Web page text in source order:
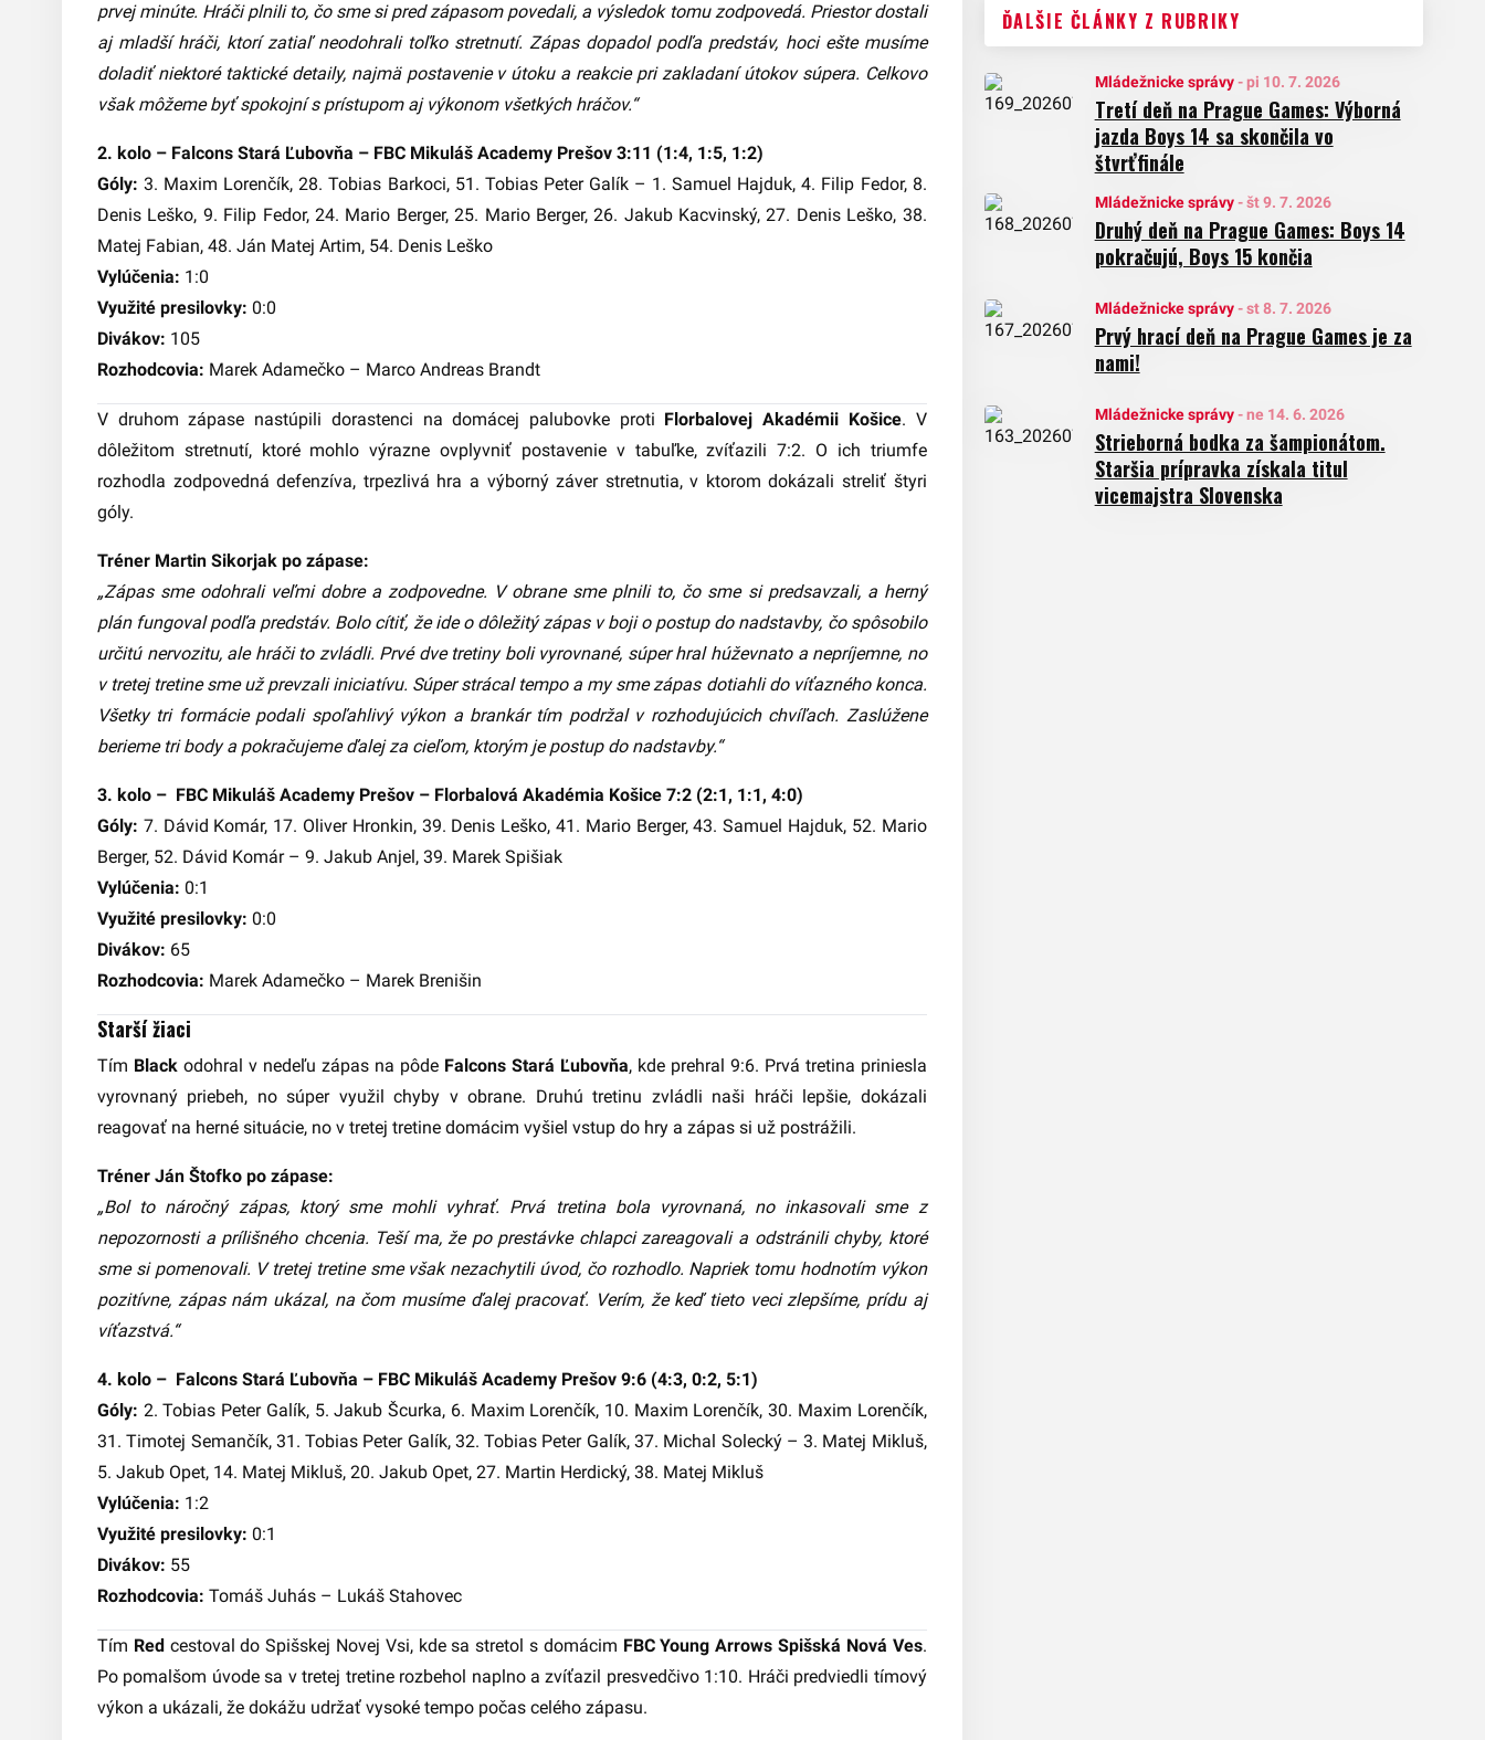
ĎALŠIE ČLÁNKY Z RUBRIKY
Mládežnicke správy-pi 10. 7. 2026
Tretí deň na Prague Games: Výborná
jazda Boys 14 sa skončila vo
štvrťfinále
Mládežnicke správy-št 9. 7. 2026
Druhý deň na Prague Games: Boys 14
pokračujú, Boys 15 končia
Mládežnicke správy-st 8. 7. 2026
Prvý hrací deň na Prague Games je za
nami!
Mládežnicke správy-ne 14. 6. 2026
Strieborná bodka za šampionátom.
Staršia prípravka získala titul
vicemajstra Slovenska
prvej minúte. Hráči plnili to, čo sme si pred zápasom povedali, a výsledok tomu zodpovedá. Priestor dostali
aj mladší hráči, ktorí zatiaľ neodohrali toľko stretnutí. Zápas dopadol podľa predstáv, hoci ešte musíme
doladiť niektoré taktické detaily, najmä postavenie v útoku a reakcie pri zakladaní útokov súpera. Celkovo
však môžeme byť spokojní s prístupom aj výkonom všetkých hráčov.“
2. kolo – Falcons Stará Ľubovňa – FBC Mikuláš Academy Prešov 3:11 (1:4, 1:5, 1:2)
Góly:3. Maxim Lorenčík, 28. Tobias Barkoci, 51. Tobias Peter Galík – 1. Samuel Hajduk, 4. Filip Fedor, 8.
Denis Leško, 9. Filip Fedor, 24. Mario Berger, 25. Mario Berger, 26. Jakub Kacvinský, 27. Denis Leško, 38.
Matej Fabian, 48. Ján Matej Artim, 54. Denis Leško
Vylúčenia: 1:0
Využité presilovky: 0:0
Divákov: 105
Rozhodcovia: Marek Adamečko – Marco Andreas Brandt
V druhom zápase nastúpili dorastenci na domácej palubovke proti Florbalovej Akadémii Košice. V
dôležitom stretnutí, ktoré mohlo výrazne ovplyvniť postavenie v tabuľke, zvíťazili 7:2. O ich triumfe
rozhodla zodpovedná defenzíva, trpezlivá hra a výborný záver stretnutia, v ktorom dokázali streliť štyri
góly.
Tréner Martin Sikorjak po zápase:
„Zápas sme odohrali veľmi dobre a zodpovedne. V obrane sme plnili to, čo sme si predsavzali, a herný
plán fungoval podľa predstáv. Bolo cítiť, že ide o dôležitý zápas v boji o postup do nadstavby, čo spôsobilo
určitú nervozitu, ale hráči to zvládli. Prvé dve tretiny boli vyrovnané, súper hral húževnato a nepríjemne, no
v tretej tretine sme už prevzali iniciatívu. Súper strácal tempo a my sme zápas dotiahli do víťazného konca.
Všetky tri formácie podali spoľahlivý výkon a brankár tím podržal v rozhodujúcich chvíľach. Zaslúžene
berieme tri body a pokračujeme ďalej za cieľom, ktorým je postup do nadstavby.“
3. kolo – FBC Mikuláš Academy Prešov – Florbalová Akadémia Košice 7:2 (2:1, 1:1, 4:0)
Góly: 7. Dávid Komár, 17. Oliver Hronkin, 39. Denis Leško, 41. Mario Berger, 43. Samuel Hajduk, 52. Mario
Berger, 52. Dávid Komár – 9. Jakub Anjel, 39. Marek Spišiak
Vylúčenia: 0:1
Využité presilovky: 0:0
Divákov: 65
Rozhodcovia: Marek Adamečko – Marek Brenišin
Starší žiaci
Tím Blackodohral v nedeľu zápas na pôde Falcons Stará Ľubovňa, kde prehral 9:6. Prvá tretina priniesla
vyrovnaný priebeh, no súper využil chyby v obrane. Druhú tretinu zvládli naši hráči lepšie, dokázali
reagovať na herné situácie, no v tretej tretine domácim vyšiel vstup do hry a zápas si už postrážili.
Tréner Ján Štofko po zápase:
„Bol to náročný zápas, ktorý sme mohli vyhrať. Prvá tretina bola vyrovnaná, no inkasovali sme z
nepozornosti a prílišného chcenia. Teší ma, že po prestávke chlapci zareagovali a odstránili chyby, ktoré
sme si pomenovali. V tretej tretine sme však nezachytili úvod, čo rozhodlo. Napriek tomu hodnotím výkon
pozitívne, zápas nám ukázal, na čom musíme ďalej pracovať. Verím, že keď tieto veci zlepšíme, prídu aj
víťazstvá.“
4. kolo – Falcons Stará Ľubovňa – FBC Mikuláš Academy Prešov 9:6 (4:3, 0:2, 5:1)
Góly: 2. Tobias Peter Galík, 5. Jakub Šcurka, 6. Maxim Lorenčík, 10. Maxim Lorenčík, 30. Maxim Lorenčík,
31. Timotej Semančík, 31. Tobias Peter Galík, 32. Tobias Peter Galík, 37. Michal Solecký – 3. Matej Mikluš,
5. Jakub Opet, 14. Matej Mikluš, 20. Jakub Opet, 27. Martin Herdický, 38. Matej Mikluš
Vylúčenia: 1:2
Využité presilovky: 0:1
Divákov: 55
Rozhodcovia: Tomáš Juhás – Lukáš Stahovec
Tím Redcestoval do Spišskej Novej Vsi, kde sa stretol s domácim FBC Young Arrows Spišská Nová Ves.
Po pomalšom úvode sa v tretej tretine rozbehol naplno a zvíťazil presvedčivo 1:10. Hráči predviedli tímový
výkon a ukázali, že dokážu udržať vysoké tempo počas celého zápasu.